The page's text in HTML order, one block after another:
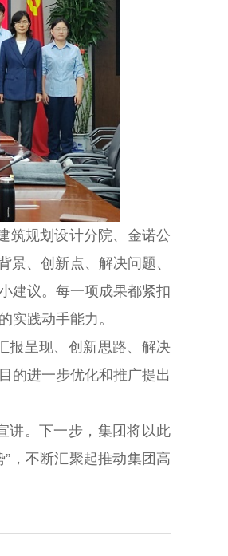
筑规划设计分院、金诺公
景、创新点、解决问题、
建议。每一项成果都紧扣
实践动手能力。
报呈现、创新思路、解决
的进一步优化和推广提出
讲。下一步，集团将以此
，不断汇聚起推动集团高